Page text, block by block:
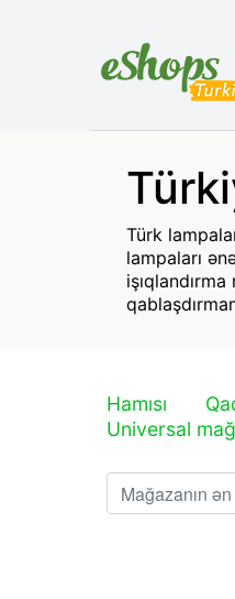
Türk
lampaları
Hamısı
Universal